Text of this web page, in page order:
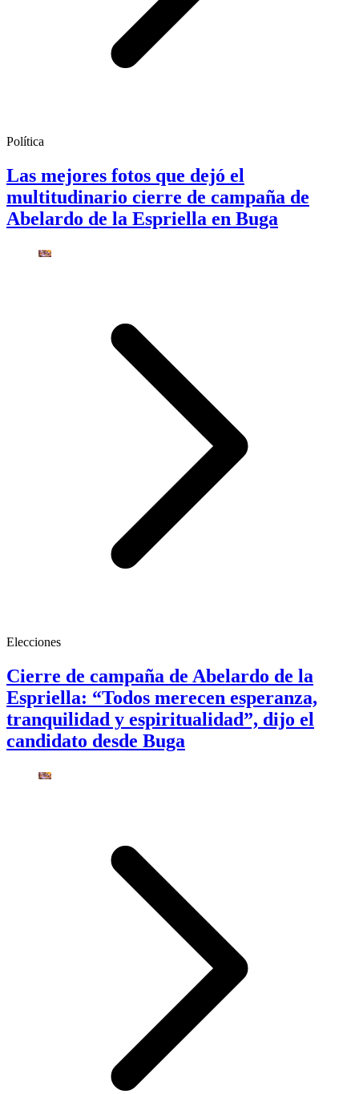
Política
Las mejores fotos que dejó el
multitudinario cierre de campaña de
Abelardo de la Espriella en Buga
Elecciones
Cierre de campaña de Abelardo de la
Espriella: “Todos merecen esperanza,
tranquilidad y espiritualidad”, dijo el
candidato desde Buga